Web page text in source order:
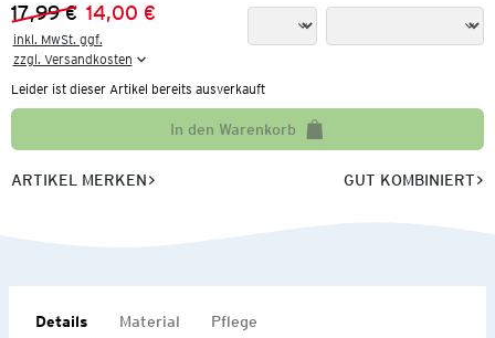
Vorheriger Preis:
17,99 €
Neuer Preis:
14,00 €
inkl. MwSt. ggf.
zzgl. Versandkosten
Leider ist dieser Artikel bereits ausverkauft
In den Warenkorb
ARTIKEL MERKEN GUT KOMBINIERT
Details Material Pflege